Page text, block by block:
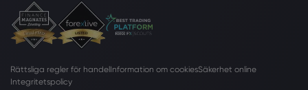
Rättsliga regler för handelInformation om cookiesSäkerhet online
Integritetspolicy